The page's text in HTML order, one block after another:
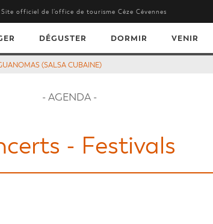
Site officiel de l’office de tourisme Cèze Cévennes
DÉGUSTER DORMIR VENIR
(SALSA CUBAINE)
- AGENDA -
- Festivals